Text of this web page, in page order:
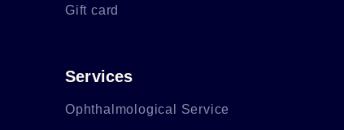
Gift card
Services
Ophthalmological Service